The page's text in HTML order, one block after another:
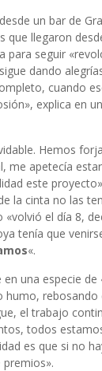
un bar de
que llegaron
para seguir
dando
cuando
explica en
Hemos
me apetecía
este
la cinta no las
«volvió el día 8,
tenía que
«.
una especie
humo,
el trabajo
todos
es que si no